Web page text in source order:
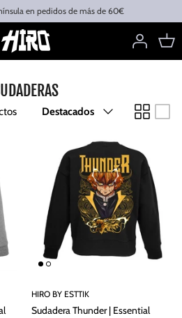
en pedidos de más de 60€
Destacados
HIRO BY ESTTIK
Sudadera Thunder | Essential